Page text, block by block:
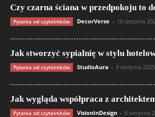
Czy czarna ściana w przedpokoju to
Pytania od czytelników DecorVerse - 10 sierpnia
Jak stworzyć sypialnię w stylu
Pytania od czytelników StudioAura - 9 sierpnia 2025
Jak wygląda współpraca z
Pytania od czytelników VisionInDesign - 8 sierpnia